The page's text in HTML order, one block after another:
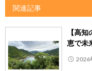
関連記事
【高
恵で未
2026